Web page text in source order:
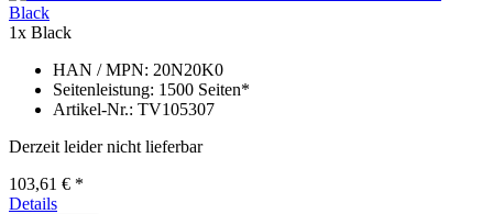
Black
1x Black
HAN / MPN: 20N20K0
Seitenleistung: 1500 Seiten*
Artikel-Nr.: TV105307
Derzeit leider nicht lieferbar
103,61 € *
Details